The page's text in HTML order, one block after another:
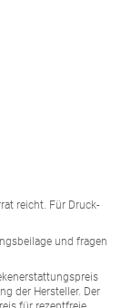
reicht. Für Druck-
und fragen
der Hersteller. Der